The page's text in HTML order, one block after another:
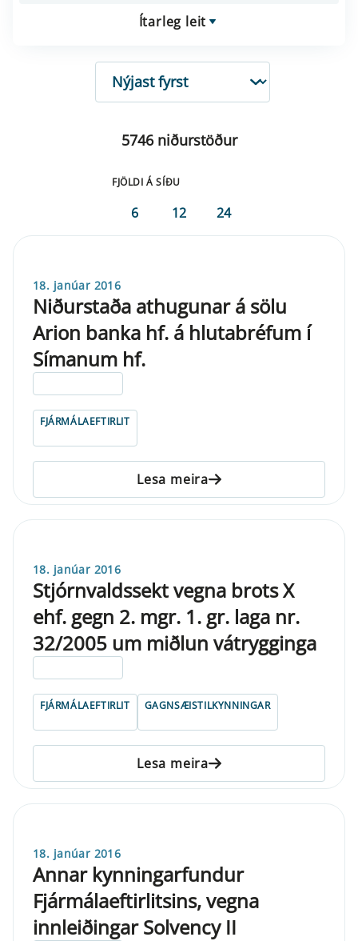
Ítarleg leit
RÖÐUN
5746 niðurstöður
FJÖLDI Á SÍÐU
6 12 24
18. janúar 2016
Niðurstaða athugunar á sölu
Arion banka hf. á hlutabréfum í
Símanum hf.
FJÁRMÁLAEFTIRLIT
Lesa meira
18. janúar 2016
Stjórnvaldssekt vegna brots X
ehf. gegn 2. mgr. 1. gr. laga nr.
32/2005 um miðlun vátrygginga
FJÁRMÁLAEFTIRLIT GAGNSÆISTILKYNNINGAR
Lesa meira
18. janúar 2016
Annar kynningarfundur
Fjármálaeftirlitsins, vegna
innleiðingar Solvency II